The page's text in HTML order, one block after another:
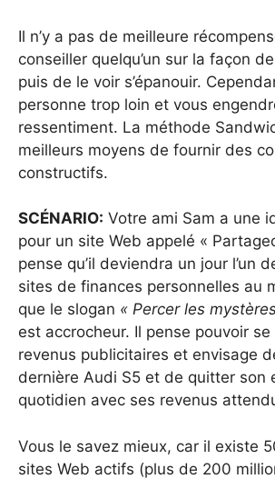
Il n’y a pas de meilleure
conseiller quelqu’un sur la façon de
puis de le voir s’épanouir.
personne trop loin et vous
ressentiment. La méthode
meilleurs moyens de fournir des
constructifs.
SCÉNARIO: Votre ami Sam a une
pour un site Web appelé «
pense qu’il deviendra un jour l’un
sites de finances personnelles au
que le slogan « Percer les
est accrocheur. Il pense pouvoir
revenus publicitaires et envisage
dernière Audi S5 et de quitter son
quotidien avec ses revenus
Vous le savez mieux, car il existe
sites Web actifs (plus de 200